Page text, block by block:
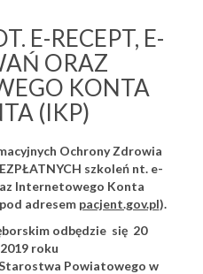
E-RECEPT, E-
ORAZ
KONTA
(IKP)
Ochrony Zdrowia
szkoleń nt. e-
Internetowego Konta
adresem pacjent.gov.pl).
odbędzie się 20
roku
Powiatowego w